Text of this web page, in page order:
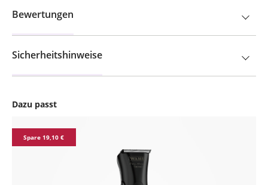
Dazu passt
Spare 19,10 €
Bewertungen
Sicherheitshinweise